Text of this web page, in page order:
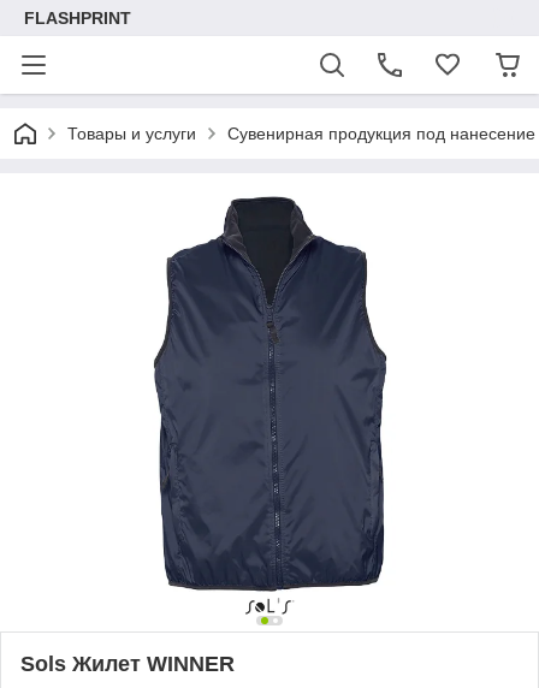
FLASHPRINT
Товары и услуги Сувенирная продукция под нанесение
Sols Жилет WINNER